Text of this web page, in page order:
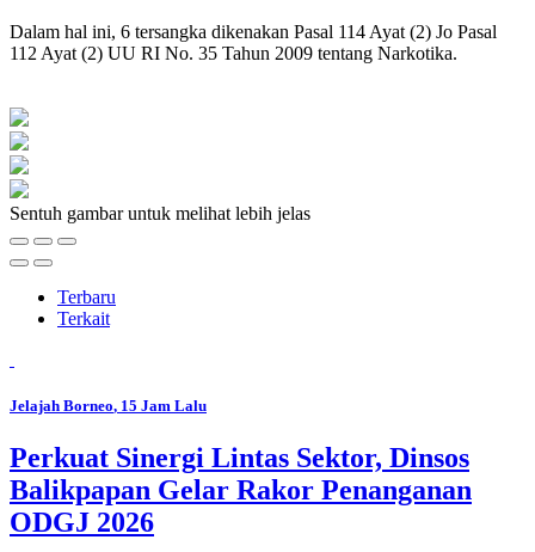
Dalam hal ini, 6 tersangka dikenakan Pasal 114 Ayat (2) Jo Pasal
112 Ayat (2) UU RI No. 35 Tahun 2009 tentang Narkotika.
Sentuh gambar untuk melihat lebih jelas
Terbaru
Terkait
Jelajah Borneo, 15 Jam Lalu
Perkuat Sinergi Lintas Sektor, Dinsos
Balikpapan Gelar Rakor Penanganan
ODGJ 2026